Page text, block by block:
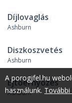
Díjlovaglás
Ashburn
Diszkoszvetés
Ashburn
Ejtőernyőzés
Ashburn
A porogjfel.hu
használunk.